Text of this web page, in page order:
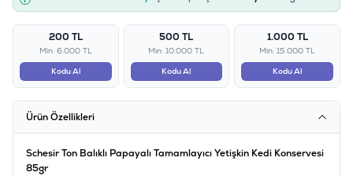
200 TL
Min: 6.000 TL
Kodu Al
500 TL
Min: 10.000 TL
Kodu Al
1.000 TL
Min: 15.000 TL
Kodu Al
Ürün Özellikleri
Schesir Ton Balıklı Papayalı Tamamlayıcı Yetişkin Kedi Konservesi
85gr